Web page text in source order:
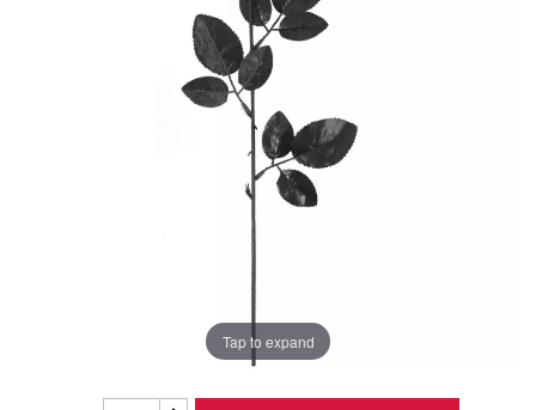
Tap to expand